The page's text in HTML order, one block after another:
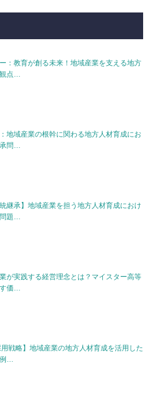
：教育が創る未来！地域産業を支える地方
点…
地域産業の根幹に関わる地方人材育成にお
問…
統継承】地域産業を担う地方人材育成におけ
題…
が実践する経営理念とは？マイスター高等
価…
用戦略】地域産業の地方人材育成を活用した
例…